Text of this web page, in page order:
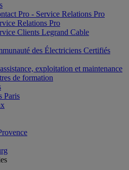
Pro - Service Relations Pro
Relations Pro
Clients Legrand Cable
des Électriciens Certifiés
exploitation et maintenance
de formation
Paris